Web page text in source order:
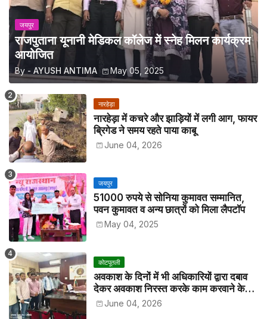
जयपुर
राजपुताना यूनानी मेडिकल कॉलेज में स्नेह मिलन कार्यक्रम
आयोजित
By - AYUSH ANTIMA May 05, 2025
नारहेड़ा
नारहेड़ा में कचरे और झाड़ियों में लगी आग, फायर
ब्रिगेड ने समय रहते पाया काबू
June 04, 2026
जयपुर
51000 रुपये से सोनिया कुमावत सम्मानित,
पवन कुमावत व अन्य छात्रों को मिला लैपटॉप
May 04, 2025
कोटपूतली
अवकाश के दिनों में भी अधिकारियों द्वारा दबाव
देकर अवकाश निरस्त करके काम करवाने के
विरोध में कर्मचारियों ने जिला कलेक्टर को सीएस
के नाम दिया ज्ञापन
June 04, 2026